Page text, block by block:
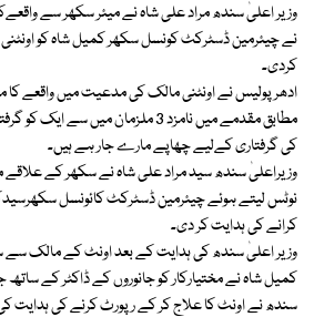
وزیر اعلیٰ سندھ مراد علی شاہ نے میئر سکھر سے
نے چیئرمین ڈسٹرکٹ کونسل سکھر کمیل شاہ کو
کردی۔
ادھر پولیس نے اونٹنی مالک کی مدعیت میں واقعے کا
کی گرفتاری کےلیے چھاپے مارے جار ہے ہیں۔
وزیراعلیٰ سندھ سید مراد علی شاہ نے سکھر کے علاقے
نوٹس لیتے ہوئے چیئرمین ڈسٹرکٹ کائونسل
کرانے کی ہدایت کر دی۔
وزیر اعلیٰ سندھ کی ہدایت کے بعد اونٹ کے مالک سے
کمیل شاہ نے مختیارکار کو جانوروں کے ڈاکٹر کے ساتھ
سندھ نے اونٹ کا علاج کر کے رپورٹ کرنے کی ہدایت